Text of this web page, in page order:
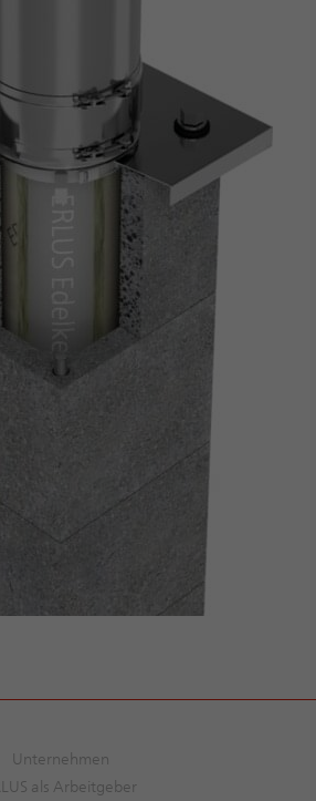
Unternehmen
als Arbeitgeber